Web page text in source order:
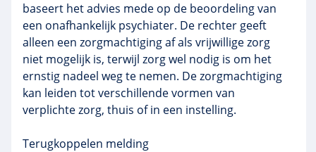
baseert het advies mede op de beoordeling van
een onafhankelijk psychiater. De rechter geeft
alleen een zorgmachtiging af als vrijwillige zorg
niet mogelijk is, terwijl zorg wel nodig is om het
ernstig nadeel weg te nemen. De zorgmachtiging
kan leiden tot verschillende vormen van
verplichte zorg, thuis of in een instelling.
Terugkoppelen melding